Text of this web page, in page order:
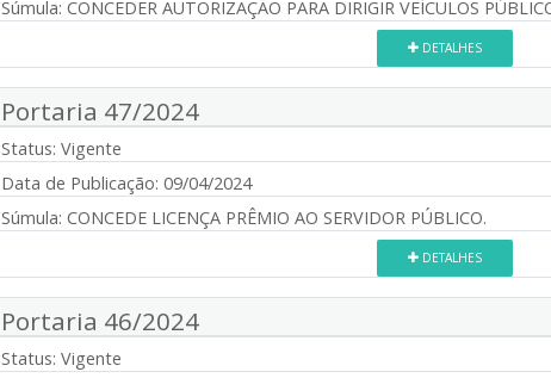
Súmula: CONCEDER AUTORIZAÇÃO PARA DIRIGIR VEÍCULOS
DETALHES
Portaria 47/2024
Status: Vigente
Data de Publicação: 09/04/2024
Súmula: CONCEDE LICENÇA PRÊMIO AO SERVIDOR PÚBLICO.
DETALHES
Portaria 46/2024
Status: Vigente